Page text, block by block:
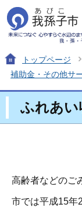
トップページ
補助金・その他サ
ふれあい
高齢者などのご
市では平成15年